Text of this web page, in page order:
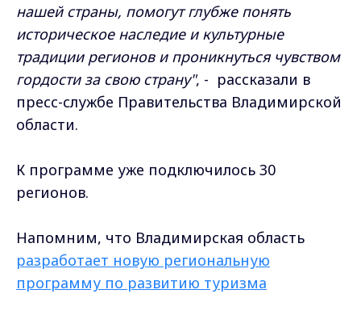
нашей страны, помогут глубже понять
историческое наследие и культурные
традиции регионов и проникнуться чувством
гордости за свою страну", - рассказали в
пресс-службе Правительства Владимирской
области.
К программе уже подключилось 30
регионов.
Напомним, что Владимирская область
разработает новую региональную
программу по развитию туризма